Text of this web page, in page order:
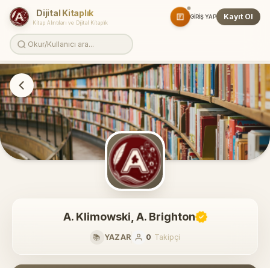
Dijital Kitaplık
Kitap Alıntıları ve Dijital Kitaplık
GIRIŞ YAP Kayıt Ol
A. Klimowski, A. Brighton
📚 YAZAR 0 Takipçi